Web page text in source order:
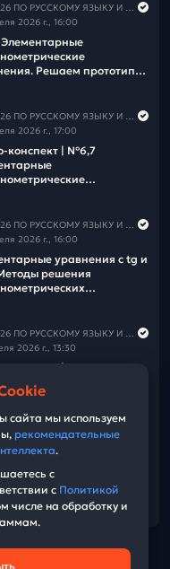
ЕГЭ 2026 ПО РУССКОМУ ЯЗЫКУ И МАТЕМАТИКЕ
2026 г., 16:00
Решаем прототипы
ЕГЭ 2026 ПО РУССКОМУ ЯЗЫКУ И МАТЕМАТИКЕ
2026 г., 17:00
конспект | №6,7
Решаем прототипы
ЕГЭ 2026 ПО РУССКОМУ ЯЗЫКУ И МАТЕМАТИКЕ
2026 г., 16:00
уравнения с tg и
решения
| Часть 1
ЕГЭ 2026 ПО РУССКОМУ ЯЗЫКУ И МАТЕМАТИКЕ
2026 г., 13:30
конспект |
решения
2026 г., 16:00
сайта мы используем
рекомендательные
.
с
с Политикой
числе на обработку и